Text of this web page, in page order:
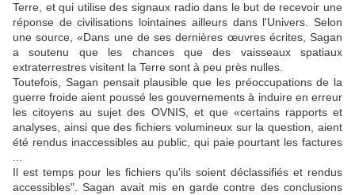
Terre, et qui utilise des signaux radio dans le but de recevoir une
réponse de civilisations lointaines ailleurs dans l'Univers. Selon
une source, «Dans une de ses dernières œuvres écrites, Sagan
a soutenu que les chances que des vaisseaux spatiaux
extraterrestres visitent la Terre sont à peu près nulles.
Toutefois, Sagan pensait plausible que les préoccupations de la
guerre froide aient poussé les gouvernements à induire en erreur
les citoyens au sujet des OVNIS, et que «certains rapports et
analyses, ainsi que des fichiers volumineux sur la question, aient
été rendus inaccessibles au public, qui paie pourtant les factures
Il est temps pour les fichiers qu'ils soient déclassifiés et rendus
accessibles" .Sagan avait mis en garde contre des conclusions